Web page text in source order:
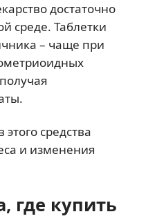
достаточно
среде. Таблетки
– чаще при
средства
и изменения
где купить